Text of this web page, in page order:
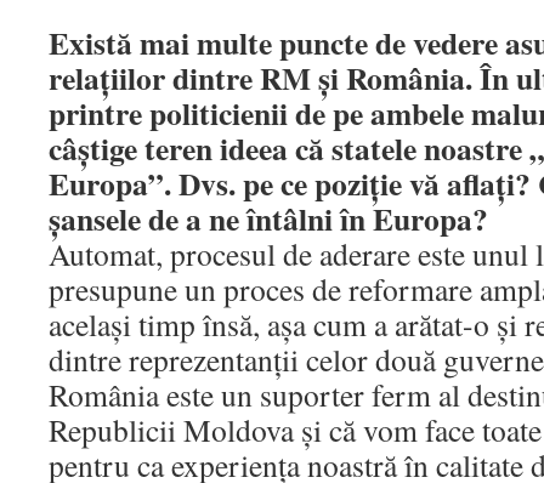
Există mai multe puncte de vedere
relaţiilor dintre RM şi România. În
printre politicienii de pe ambele
câştige teren ideea că statele noastre
Europa”. Dvs. pe ce poziţie vă aflaţi?
şansele de a ne întâlni în Europa?
Automat, procesul de aderare este unul
presupune un proces de reformare
acelaşi timp însă, aşa cum a arătat-o şi
dintre reprezentanţii celor două
România este un suporter ferm al
Republicii Moldova şi că vom face
pentru ca experienţa noastră în calitate